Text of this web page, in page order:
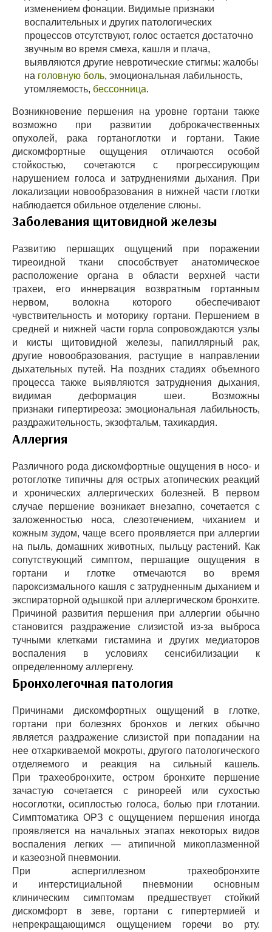
изменением фонации. Видимые признаки
воспалительных и других патологических
процессов отсутствуют, голос остается достаточно
звучным во время смеха, кашля и плача,
выявляются другие невротические стигмы: жалобы
на головную боль, эмоциональная лабильность,
утомляемость, бессонница.
Возникновение першения на уровне гортани также
возможно при развитии доброкачественных
опухолей, рака гортаноглотки и гортани. Такие
дискомфортные ощущения отличаются особой
стойкостью, сочетаются с прогрессирующим
нарушением голоса и затруднениями дыхания. При
локализации новообразования в нижней части глотки
наблюдается обильное отделение слюны.
Заболевания щитовидной железы
Развитию першащих ощущений при поражении
тиреоидной ткани способствует анатомическое
расположение органа в области верхней части
трахеи, его иннервация возвратным гортанным
нервом, волокна которого обеспечивают
чувствительность и моторику гортани. Першением в
средней и нижней части горла сопровождаются узлы
и кисты щитовидной железы, папиллярный рак,
другие новообразования, растущие в направлении
дыхательных путей. На поздних стадиях объемного
процесса также выявляются затруднения дыхания,
видимая деформация шеи. Возможны
признаки гипертиреоза: эмоциональная лабильность,
раздражительность, экзофтальм, тахикардия.
Аллергия
Различного рода дискомфортные ощущения в носо- и
ротоглотке типичны для острых атопических реакций
и хронических аллергических болезней. В первом
случае першение возникает внезапно, сочетается с
заложенностью носа, слезотечением, чиханием и
кожным зудом, чаще всего проявляется при аллергии
на пыль, домашних животных, пыльцу растений. Как
сопутствующий симптом, першащие ощущения в
гортани и глотке отмечаются во время
пароксизмального кашля с затрудненным дыханием и
экспираторной одышкой при аллергическом бронхите.
Причиной развития першения при аллергии обычно
становится раздражение слизистой из-за выброса
тучными клетками гистамина и других медиаторов
воспаления в условиях сенсибилизации к
определенному аллергену.
Бронхолегочная патология
Причинами дискомфортных ощущений в глотке,
гортани при болезнях бронхов и легких обычно
является раздражение слизистой при попадании на
нее отхаркиваемой мокроты, другого патологического
отделяемого и реакция на сильный кашель.
При трахеобронхите, остром бронхите першение
зачастую сочетается с ринореей или сухостью
носоглотки, осиплостью голоса, болью при глотании.
Симптоматика ОРЗ с ощущением першения иногда
проявляется на начальных этапах некоторых видов
воспаления легких — атипичной микоплазменной
и казеозной пневмонии.
При аспергиллезном трахеобронхите
и интерстициальной пневмонии основным
клиническим симптомам предшествует стойкий
дискомфорт в зеве, гортани с гипертермией и
непрекращающимся ощущением горечи во рту.